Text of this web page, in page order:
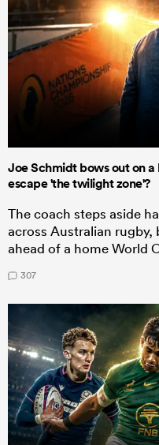
Joe Schmidt bows out on
escape 'the twilight zone'?
The coach steps aside
across Australian
ahead of a home World
307